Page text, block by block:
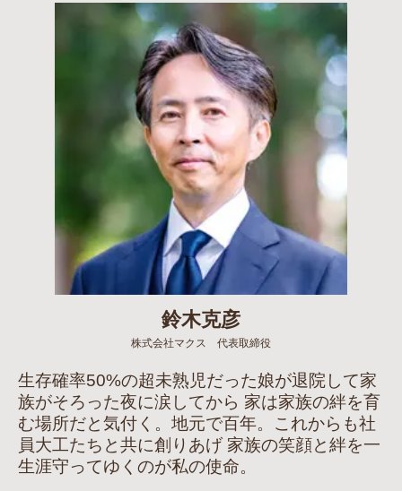
鈴木克彦
株式会社マクス 代表取締役
生存確率50%の超未熟児だった娘が退院して家
族がそろった夜に涙してから 家は家族の絆を育
む場所だと気付く。地元で百年。これからも社
員大工たちと共に創りあげ 家族の笑顔と絆を一
生涯守ってゆくのが私の使命。